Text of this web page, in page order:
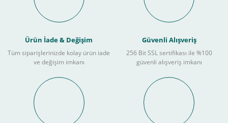
Ürün İade & Değişim
Tüm siparişlerinizde kolay ürün iade
ve değişim imkanı
Güvenli Alışveriş
256 Bit SSL sertifikası ile %100
güvenli alışveriş imkanı